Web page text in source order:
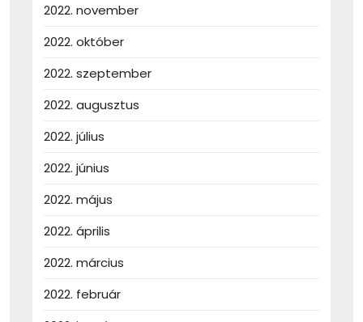
2022. november
2022. október
2022. szeptember
2022. augusztus
2022. július
2022. június
2022. május
2022. április
2022. március
2022. február